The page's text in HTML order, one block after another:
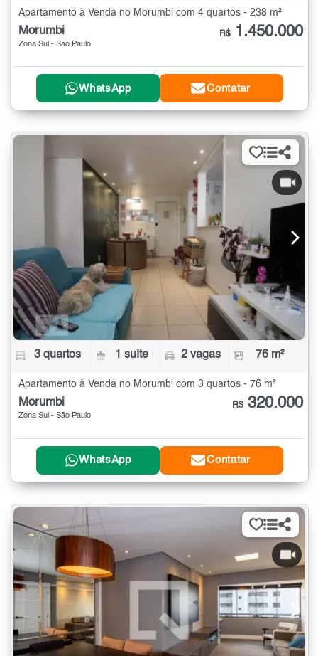
Apartamento à Venda no Morumbi com 4 quartos - 238 m²
Morumbi
Zona Sul - São Paulo
R$ 1.450.000
WhatsApp Contatar
3 quartos 1 suíte 2 vagas 76 m²
Apartamento à Venda no Morumbi com 3 quartos - 76 m²
Morumbi
Zona Sul - São Paulo
R$ 320.000
WhatsApp Contatar